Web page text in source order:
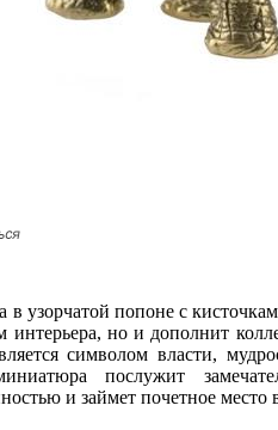
узорчатой попоне с
интерьера, но и дополнит
символом власти,
послужит
и займет почетное место